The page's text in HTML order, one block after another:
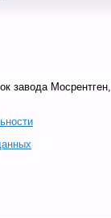
завода Мосрентген,